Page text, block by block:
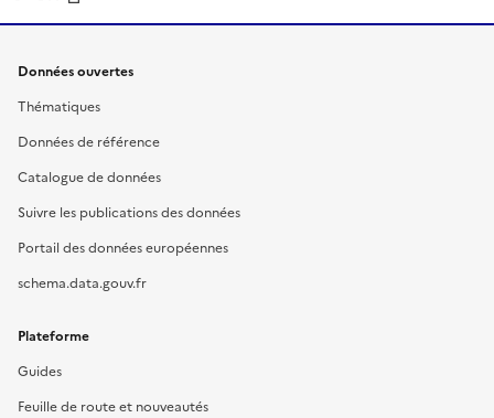
Données ouvertes
Thématiques
Données de référence
Catalogue de données
Suivre les publications des données
Portail des données européennes
schema.data.gouv.fr
Plateforme
Guides
Feuille de route et nouveautés